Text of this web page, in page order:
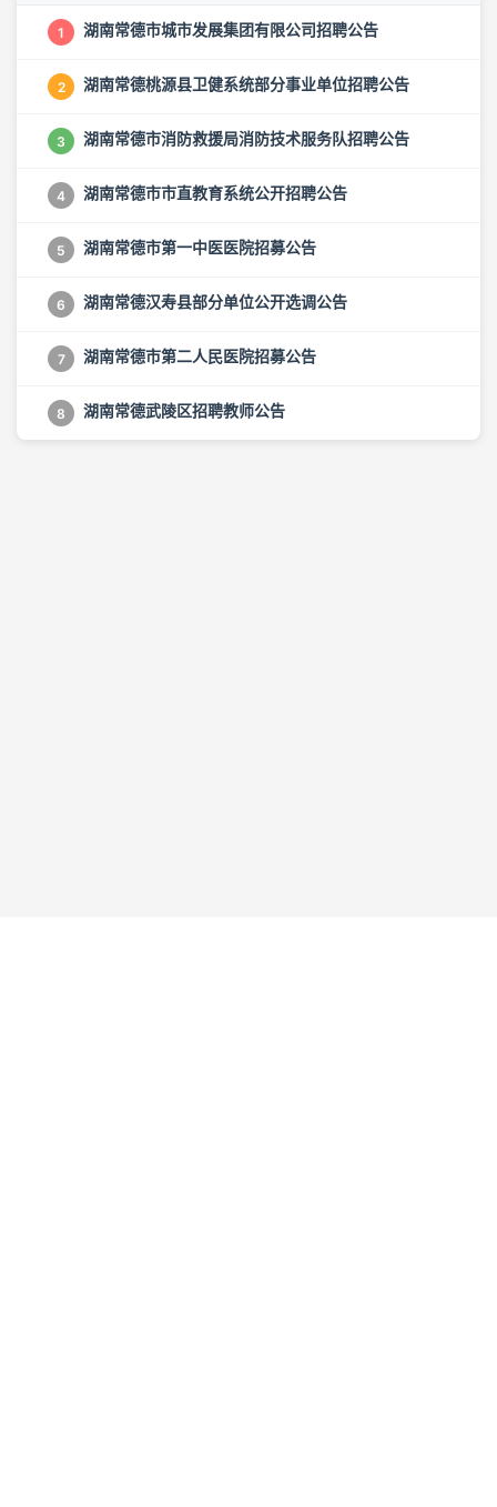
1 湖南常德市城市发展集团有限公司招聘公告
2 湖南常德桃源县卫健系统部分事业单位招聘公告
3 湖南常德市消防救援局消防技术服务队招聘公告
4 湖南常德市市直教育系统公开招聘公告
5 湖南常德市第一中医医院招募公告
6 湖南常德汉寿县部分单位公开选调公告
7 湖南常德市第二人民医院招募公告
8 湖南常德武陵区招聘教师公告